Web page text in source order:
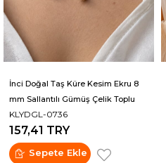
İnci Doğal Taş Küre Kesim Ekru 8
mm Sallantılı Gümüş Çelik Toplu
Zincir Kolye
KLYDGL-0736
157,41 TRY
Sepete Ekle